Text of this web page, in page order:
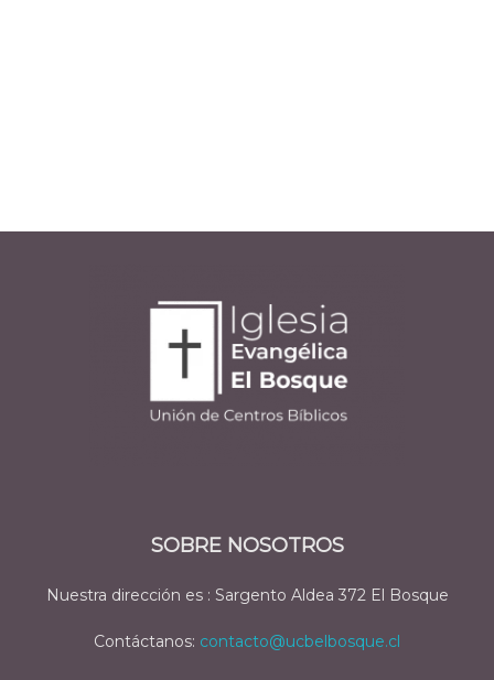
SOBRE NOSOTROS
Nuestra dirección es : Sargento Aldea 372 El Bosque
Contáctanos: contacto@ucbelbosque.cl